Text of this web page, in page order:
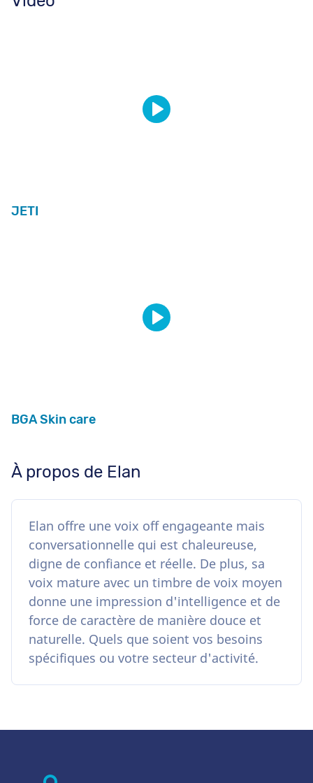
JETI
BGA Skin care
À propos de Elan
Elan offre une voix off engageante mais
conversationnelle qui est chaleureuse,
digne de confiance et réelle. De plus, sa
voix mature avec un timbre de voix moyen
donne une impression d'intelligence et de
force de caractère de manière douce et
naturelle. Quels que soient vos besoins
spécifiques ou votre secteur d'activité.